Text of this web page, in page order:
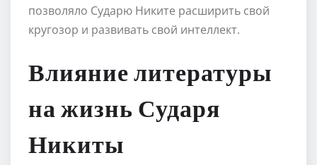
позволяло Сударю Никите расширить свой
кругозор и развивать свой интеллект.
Влияние литературы
на жизнь Сударя
Никиты